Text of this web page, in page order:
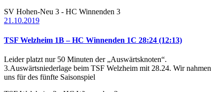
SV Hohen-Neu 3 - HC Winnenden 3
21.10.2019
TSF Welzheim 1B – HC Winnenden 1C 28:24 (12:13)
Leider platzt nur 50 Minuten der „Auswärtsknoten“.
3.Auswärtsniederlage beim TSF Welzheim mit 28.24. Wir nahmen
uns für des fünfte Saisonspiel